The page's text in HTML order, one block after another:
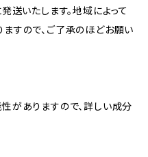
送いたします。地域によって
すので、ご了承のほどお願い
がありますので、詳しい成分